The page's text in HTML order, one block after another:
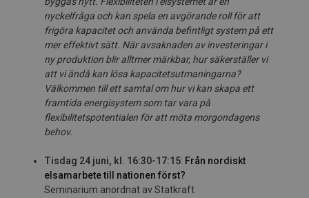
nyckelfråga och kan spela en avgörande roll för att
frigöra kapacitet och använda befintligt system på ett
mer effektivt sätt. När avsaknaden av investeringar i
ny produktion blir alltmer märkbar, hur säkerställer vi
att vi ändå kan lösa kapacitetsutmaningarna?
Välkommen till ett samtal om hur vi kan skapa ett
framtida energisystem som tar vara på
flexibilitetspotentialen för att möta morgondagens
behov.
Tisdag 24 juni, kl. 16:30-17:15: Från nordiskt
elsamarbete till nationen först?
Seminarium anordnat av Statkraft